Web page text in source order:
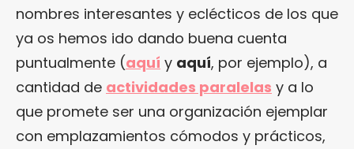
nombres interesantes y eclécticos de los que
ya os hemos ido dando buena cuenta
puntualmente (aquí y aquí, por ejemplo), a
cantidad de actividades paralelas y a lo
que promete ser una organización ejemplar
con emplazamientos cómodos y prácticos,